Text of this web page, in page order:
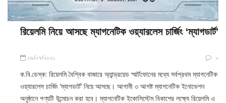
রিয়েলমি নিয়ে আসছে ম্যাগনেটিক ওয়্যারলেস চার্জিং ‘ম্যাগডার্ট’
২৯/০৭/২০২১ ০
ক.বি.ডেস্ক: রিয়েলমি বৈশ্বিক বাজারে অ্যান্ড্রয়েড স্মার্টফোনের মধ্যে সর্বপ্রথম ম্যাগনেটিক
ওয়্যারলেস চার্জিং ‘ম্যাগডার্ট’ নিয়ে আসছে। আগামী ৩ আগষ্ট ম্যাগনেটিক ইনোভেশন
অনুষ্ঠানে পণ্যটি উন্মোচন করা হবে। ম্যাগনেটিক ইকোসিস্টেম বিকাশের লক্ষ্যে রিয়েলমি এ